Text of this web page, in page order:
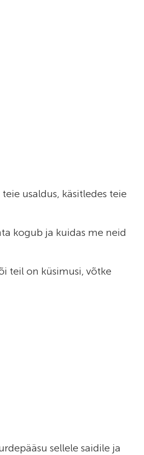
usaldus, käsitledes teie
kogub ja kuidas me neid
teil on küsimusi, võtke
sellele saidile ja